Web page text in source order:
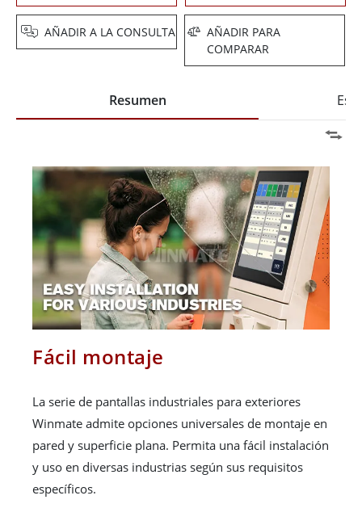
AÑADIR A LA CONSULTA
AÑADIR PARA
COMPARAR
Resumen
Fácil montaje
La serie de pantallas industriales para exteriores
Winmate admite opciones universales de montaje en
pared y superficie plana. Permita una fácil instalación
y uso en diversas industrias según sus requisitos
específicos.